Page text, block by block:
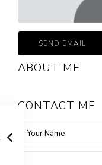
SEND EMAIL
ABOUT ME
CONTACT ME